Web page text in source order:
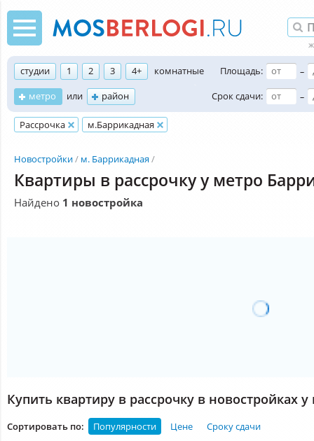
студии 1 2 3 4+
комнатные
метро
или район
Площадь:
–
Срок сдачи:
–
Рассрочка м.Баррикадная
Новостройки м. Баррикадная
Квартиры в рассрочку у метро
Найдено 1 новостройка
Купить квартиру в рассрочку в новостройках
Сортировать по: Популярности Цене Сроку сдачи